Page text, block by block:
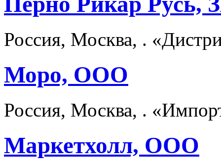
Россия, Москва, .
Моро, ООО
Россия, Москва, .
Маркетхолл, ООО